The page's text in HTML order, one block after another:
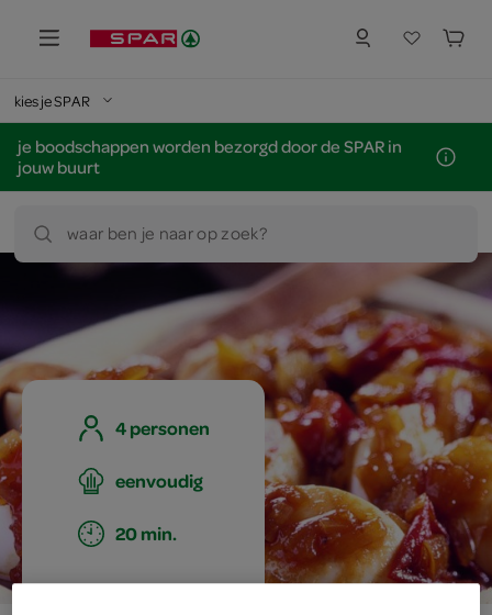
kies je SPAR
je boodschappen worden bezorgd door de SPAR in
jouw buurt
waar ben je naar op zoek?
4 personen
eenvoudig
20 min.